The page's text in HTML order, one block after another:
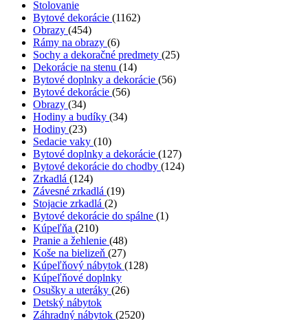
Stolovanie
Bytové dekorácie (1162)
Obrazy (454)
Rámy na obrazy (6)
Sochy a dekoračné predmety (25)
Dekorácie na stenu (14)
Bytové doplnky a dekorácie (56)
Bytové dekorácie (56)
Obrazy (34)
Hodiny a budíky (34)
Hodiny (23)
Sedacie vaky (10)
Bytové doplnky a dekorácie (127)
Bytové dekorácie do chodby (124)
Zrkadlá (124)
Závesné zrkadlá (19)
Stojacie zrkadlá (2)
Bytové dekorácie do spálne (1)
Kúpeľňa (210)
Pranie a žehlenie (48)
Koše na bielizeň (27)
Kúpeľňový nábytok (128)
Kúpeľňové doplnky
Osušky a uteráky (26)
Detský nábytok
Záhradný nábytok (2520)